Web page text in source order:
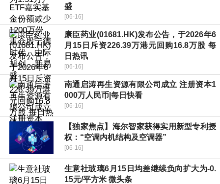
盛
[06-16]
康臣药业(01681.HK)发布公告，于2026年6
月15日斥资226.39万港元回购16.8万股 每
日热讯
[06-16]
南通启涛再生资源有限公司成立 注册资本1
000万人民币|每日快看
[06-16]
【独家焦点】海尔智家获得实用新型专利授
权：“空调内机结构及空调器”
[06-16]
生意社玻璃6月15日均差继续负向扩大为-0.
15元/平方米 微头条